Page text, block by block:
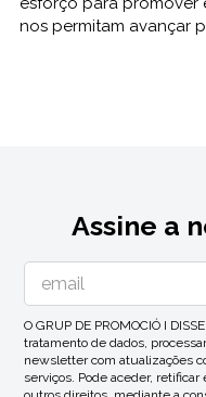
nos permitam avançar
Assine a
O GRUP DE PROMOCIÓ I
tratamento de dados,
newsletter com atualizações
serviços. Pode aceder,